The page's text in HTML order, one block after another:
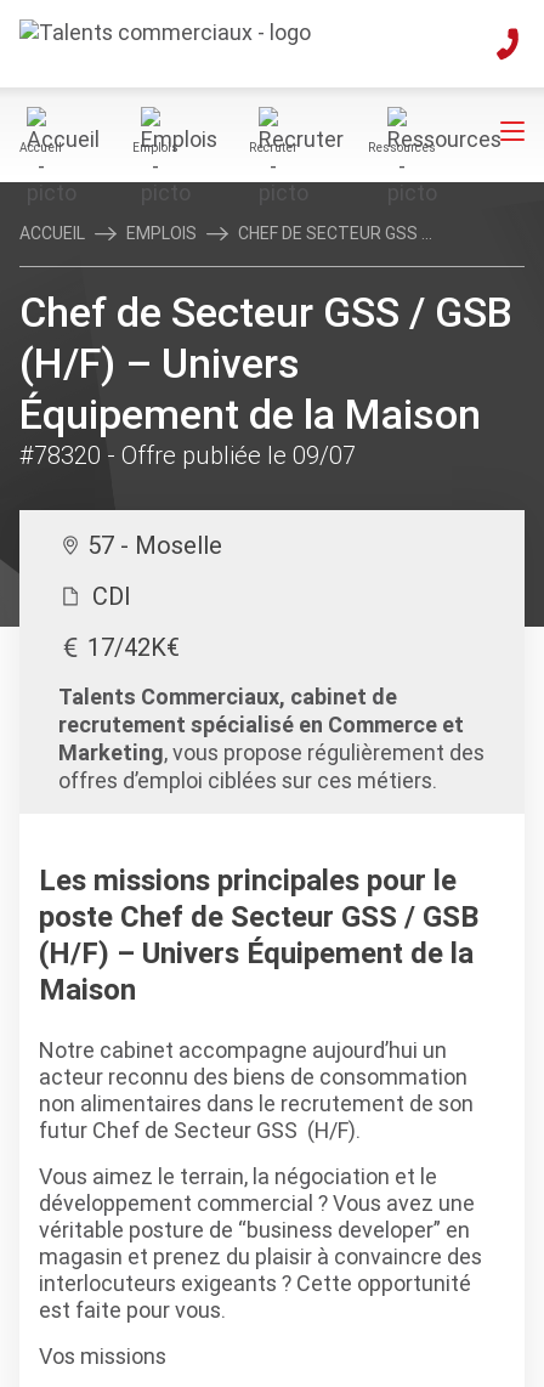
Accueil Emplois Recruter Ressources
ACCUEIL EMPLOIS CHEF DE SECTEUR GSS ...
Chef de Secteur GSS / GSB
(H/F) – Univers
Équipement de la Maison
#78320 - Offre publiée le 09/07
57 - Moselle
CDI
17/42K€
Talents Commerciaux, cabinet de
recrutement spécialisé en Commerce et
Marketing, vous propose régulièrement des
offres d’emploi ciblées sur ces métiers.
Les missions principales pour le
poste Chef de Secteur GSS / GSB
(H/F) – Univers Équipement de la
Maison
Notre cabinet accompagne aujourd’hui un
acteur reconnu des biens de consommation
non alimentaires dans le recrutement de son
futur Chef de Secteur GSS (H/F).
Vous aimez le terrain, la négociation et le
développement commercial ? Vous avez une
véritable posture de “business developer” en
magasin et prenez du plaisir à convaincre des
interlocuteurs exigeants ? Cette opportunité
est faite pour vous.
Vos missions